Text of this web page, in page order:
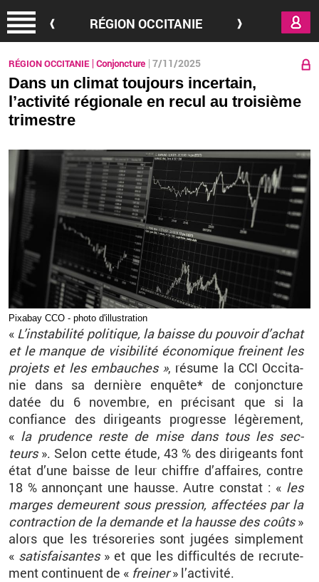
RÉGION OCCITANIE
RÉGION OCCITANIE Conjoncture 7/11/2025
Dans un climat toujours incertain,
l’activité régionale en recul au troisième
trimestre
Pixa­bay CCO - photo d'illus­tra­tion
« L’in­sta­bi­lité po­li­tique, la baisse du pou­voir d’achat
et le manque de vi­si­bi­lité éco­no­mique freinent les
pro­jets et les em­bauches », ré­sume la CCI Oc­ci­ta­
nie dans sa der­nière en­quête* de conjonc­ture
datée du 6 no­vembre, en pré­ci­sant que si la
confiance des di­ri­geants pro­gresse lé­gè­re­ment,
« la pru­dence reste de mise dans tous les sec­
teurs ». Selon cette étude, 43 % des di­ri­geants font
état d’une baisse de leur chiffre d’af­faires, contre
18 % an­non­çant une hausse. Autre constat : « les
marges de­meurent sous pres­sion, af­fec­tées par la
contrac­tion de la de­mande et la hausse des coûts »
alors que les tré­so­re­ries sont ju­gées sim­ple­ment
« sa­tis­fai­santes » et que les dif­fi­cul­tés de re­cru­te­
ment conti­nuent de « frei­ner » l’ac­ti­vité.